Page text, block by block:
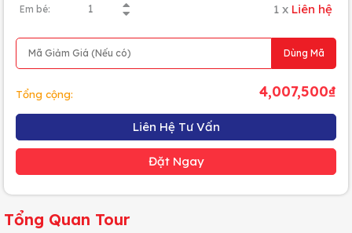
Em bé: 1 x Liên hệ
Dùng Mã
Tổng cộng: 4,007,500₫
Liên Hệ Tư Vấn
Đặt Ngay
Tổng Quan Tour